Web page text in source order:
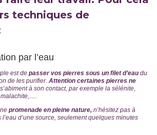
techniques de
par l’eau
est de passer vos pierres sous un filet d’eau du
de les purifier. Attention certaines pierres ne
à son contact, par exemple la sélénite,
malachite,….
promenade en pleine nature, n’hésitez pas à
d’une source, seulement quelques minutes